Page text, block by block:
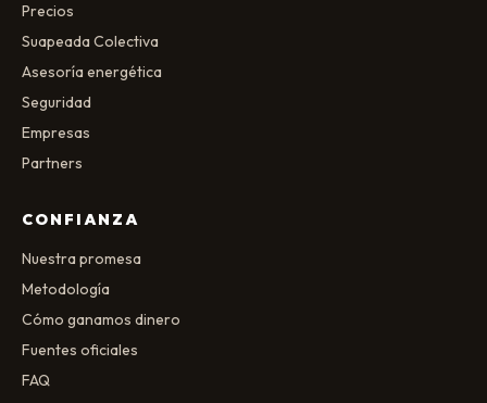
Precios
Suapeada Colectiva
Asesoría energética
Seguridad
Empresas
Partners
CONFIANZA
Nuestra promesa
Metodología
Cómo ganamos dinero
Fuentes oficiales
FAQ